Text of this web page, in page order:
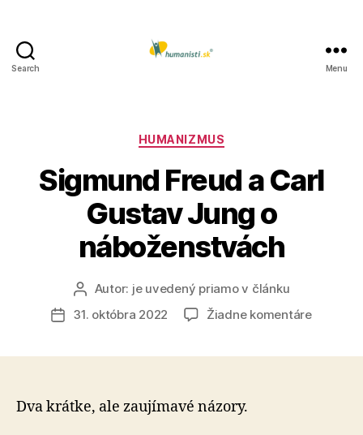
Search Menu
Kategórie
HUMANIZMUS
Sigmund Freud a Carl
Gustav Jung o
náboženstvách
Autor
článku
Autor: je uvedený priamo v článku
Dátum
31. októbra 2022 Žiadne komentárena
Dva krátke, ale zaujímavé názory.